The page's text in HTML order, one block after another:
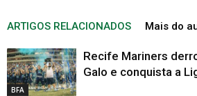
ARTIGOS RELACIONADOS Mais do
BFA
Recife Mariners
Galo e conquista a